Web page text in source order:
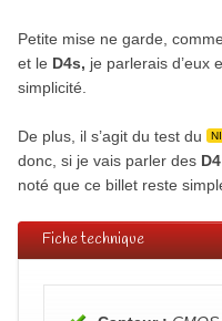
Petite mise ne garde,
et le D4s, je parlerais d’eux
simplicité.
De plus, il s’agit du test du
donc, si je vais parler des D4
noté que ce billet reste
Fiche technique